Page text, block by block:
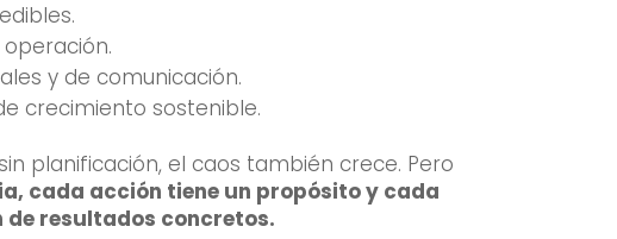
y de comunicación.
crecimiento sostenible.
planificación, el caos también crece. Pero
cada acción tiene un propósito y cada
resultados concretos.